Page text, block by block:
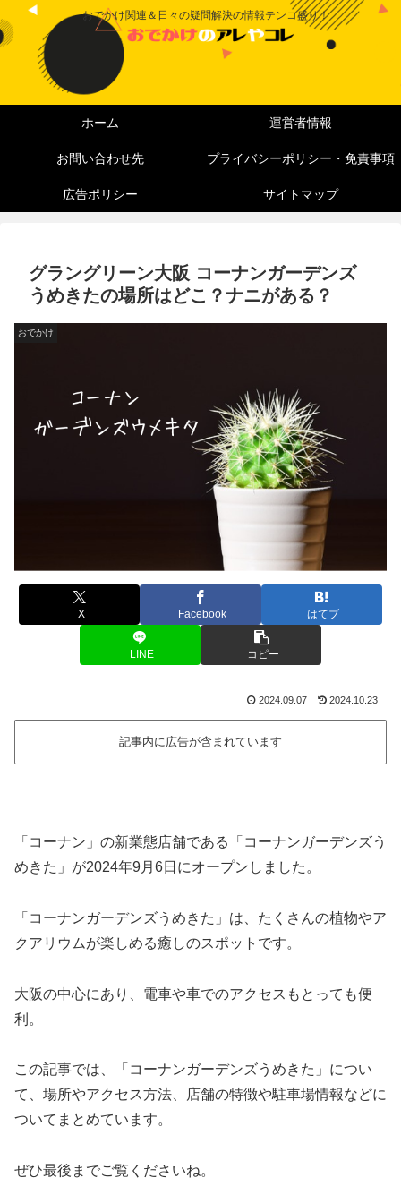
おでかけ関連＆日々の疑問解決の情報テンコ盛り！
ホーム 運営者情報
お問い合わせ先 プライバシーポリシー・免責事項
広告ポリシー サイトマップ
グラングリーン大阪 コーナンガーデンズ
うめきたの場所はどこ？ナニがある？
おでかけ
X Facebook はてブ
LINE コピー
2024.09.07 2024.10.23
記事内に広告が含まれています
「コーナン」の新業態店舗である「コーナンガーデンズう
めきた」が2024年9月6日にオープンしました。
「コーナンガーデンズうめきた」は、たくさんの植物やア
クアリウムが楽しめる癒しのスポットです。
大阪の中心にあり、電車や車でのアクセスもとっても便
利。
この記事では、「コーナンガーデンズうめきた」につい
て、場所やアクセス方法、店舗の特徴や駐車場情報などに
ついてまとめています。
ぜひ最後までご覧くださいね。